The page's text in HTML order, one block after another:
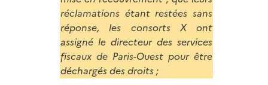
réclamations étant restées sans
réponse, les consorts X ont
assigné le directeur des services
fiscaux de Paris-Ouest pour être
déchargés des droits ;